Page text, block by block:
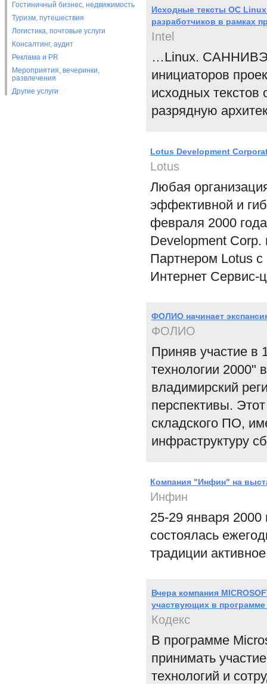
Гостиничный бизнес, недвижимость
Туризм, путешествия
Логистика, почтовые услуги
Консалтинг, аудит
Реклама и PR
Мероприятия, вечеринки,
развлечения
Другие услуги
Исходные тексты OC
разработчиков в рамках
Intel
…Linux.
инициаторов
исходных
разрядную
Lotus Development
Lotus
Любая
эффективной и
февраля 2000
Development
Партнером Lotus с
Интернет Сервис-
ФОЛИО начинает
ФОЛИО
Приняв участие в
технологии 2000"
владимирский
перспективы.
складского ПО,
инфраструктуру
Компания "Инфин" на
Инфин
25-29 января
состоялась
традиции
Вчера компания
участвующих в программе
Кодекс
В программе
принимать
технологий и